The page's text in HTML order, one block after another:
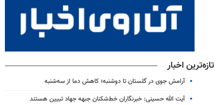
تازه‌ترین اخبار
آرامش جوی در گلستان تا دوشنبه؛ کاهش دما از سه‌شنبه
آیت الله حسینی: خبرنگاران خط‌شکنان جبهه جهاد تبیین هستند